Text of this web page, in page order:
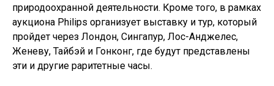
природоохранной деятельности. Кроме того, в рамках
аукциона Philips организует выставку и тур, который
пройдет через Лондон, Сингапур, Лос-Анджелес,
Женеву, Тайбэй и Гонконг, где будут представлены
эти и другие раритетные часы.